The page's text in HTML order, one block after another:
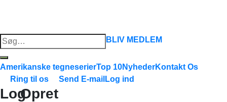
Søg
efter:
BLIV MEDLEM
Amerikanske tegneserierTop 10NyhederKontakt Os
Ring til os
Send E-mail Log ind
LogOpret